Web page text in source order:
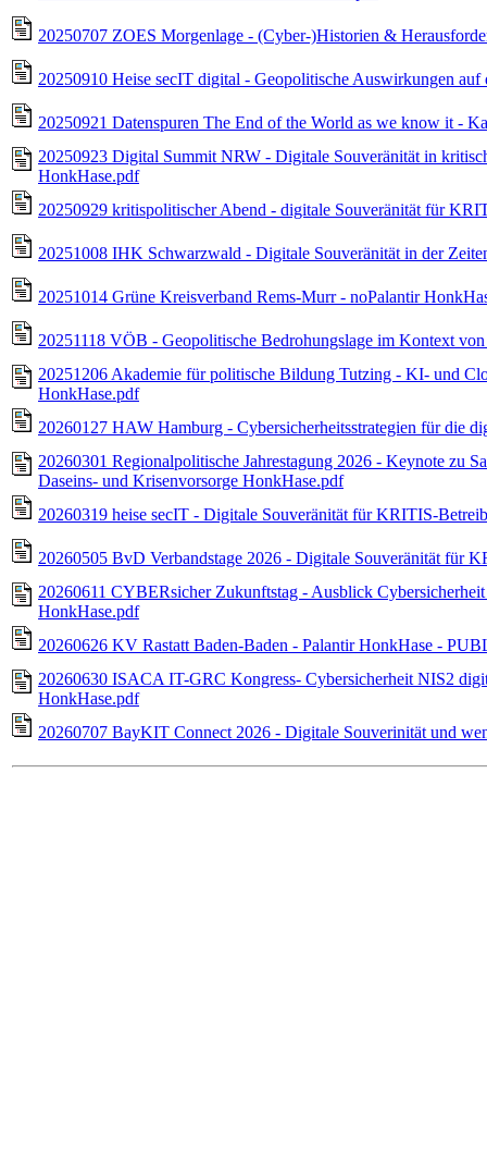
20250707 ZOES Morgenlage - (Cyber-)Historien &
20250910 Heise secIT digital - Geopolitische Auswirkungen
20250921 Datenspuren The End of the World as we know it -
20250923 Digital Summit NRW - Digitale Souveränität in
HonkHase.pdf
20250929 kritispolitischer Abend - digitale Souveränität für
20251008 IHK Schwarzwald - Digitale Souveränität in der
20251014 Grüne Kreisverband Rems-Murr - noPalantir
20251118 VÖB - Geopolitische Bedrohungslage im Kontext
20251206 Akademie für politische Bildung Tutzing - KI- und
HonkHase.pdf
20260127 HAW Hamburg - Cybersicherheitsstrategien für die
20260301 Regionalpolitische Jahrestagung 2026 - Keynote zu
Daseins- und Krisenvorsorge HonkHase.pdf
20260319 heise secIT - Digitale Souveränität für KRITIS-
20260505 BvD Verbandstage 2026 - Digitale Souveränität für
20260611 CYBERsicher Zukunftstag - Ausblick
HonkHase.pdf
20260626 KV Rastatt Baden-Baden - Palantir HonkHase -
20260630 ISACA IT-GRC Kongress- Cybersicherheit NIS2
HonkHase.pdf
20260707 BayKIT Connect 2026 - Digitale Souverinität und